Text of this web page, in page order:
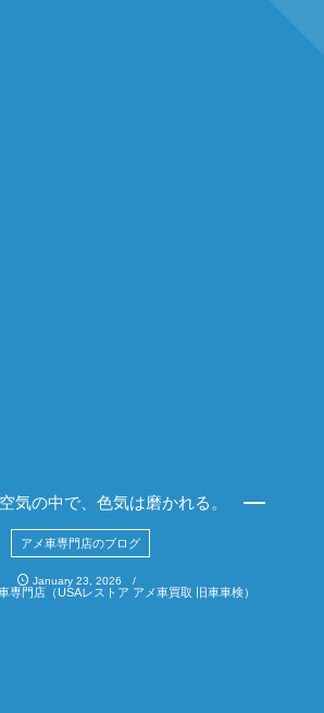
気の中で、色気は磨かれる。
アメ車専門店のブログ
January 23 2026
専門店（USAレストア アメ車買取 旧車車検）